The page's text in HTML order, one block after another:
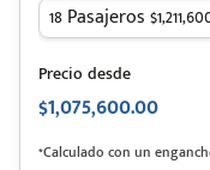
18 Pasajeros
Precio desde
$1,075,600.00
*Calculado con un